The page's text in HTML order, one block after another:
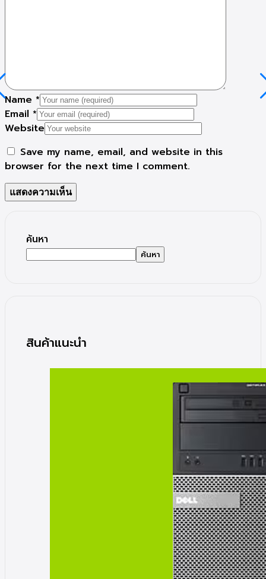
Name *
Email *
Website
Save my name, email, and website in this
browser for the next time I comment.
ค้นหา
ค้นหา
สินค้าแนะนำ